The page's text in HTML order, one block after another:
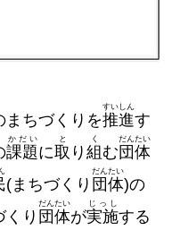
まちづくりを推進
すいしん
す
課題
かだい
に取
と
り 組
く
む 団体
だんたい
(まちづくり 団体
だんたい
)の
くり 団体
だんたい
が実施
じっし
する